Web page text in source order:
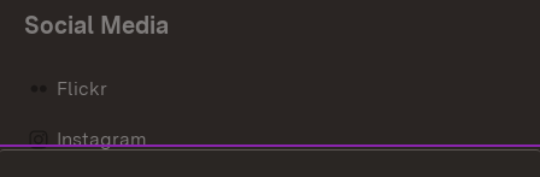
Social Media
Flickr
Instagram